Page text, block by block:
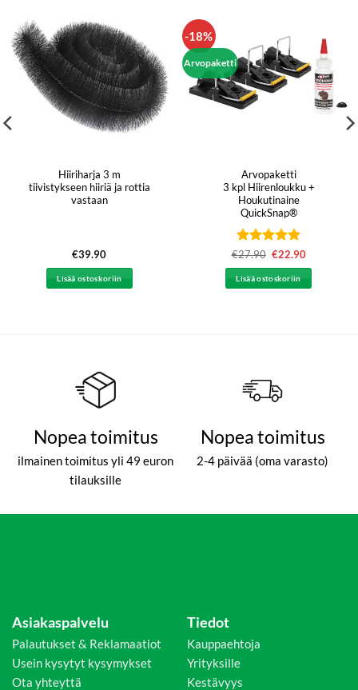
Hiiriharja 3 m
tiivistykseen hiiriä ja rottia
vastaan
€39.90
Lisää ostoskoriin
-18%
Arvopaketti
Arvopaketti
3 kpl Hiirenloukku +
Houkutinaine
QuickSnap®
Arvostelu
tuotteesta:5
/ 5
€27.90 Alkuperäinen
oli:
€27.90.
€22.90Nykyinen
on:
Lisää ostoskoriin
Nopea toimitus
ilmainen toimitus yli 49 euron
tilauksille
Nopea toimitus
2-4 päivää (oma varasto)
Asiakaspalvelu
Palautukset & Reklamaatiot
Usein kysytyt kysymykset
Ota yhteyttä
Tiedot
Kauppaehtoja
Yrityksille
Kestävyys